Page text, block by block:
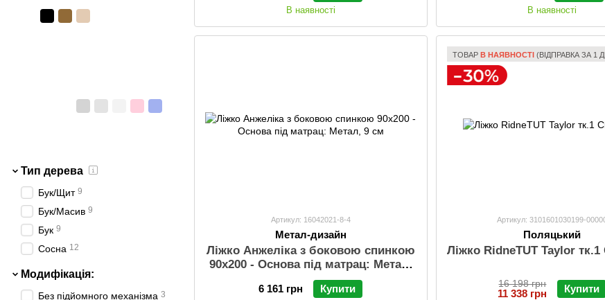
В наявності В наявності
Артикул: 16042021-8-4
Метал-дизайн
Ліжко Анжеліка з боковою спинкою
90х200 - Основа під матрац: Метал,
9 см
6 161 грн Купити
ТОВАР В НАЯВНОСТІ(ВІДПРАВКА ЗА 1
Артикул: 3101601030199-
Поляцький
Ліжко RidneTUT Taylor
16 198 грн
11 338 грн Купити
Тип дерева
Бук/Щит 9
Бук/Масив 9
Бук 9
Сосна 12
Модифікація:
Без підйомного механізма 3